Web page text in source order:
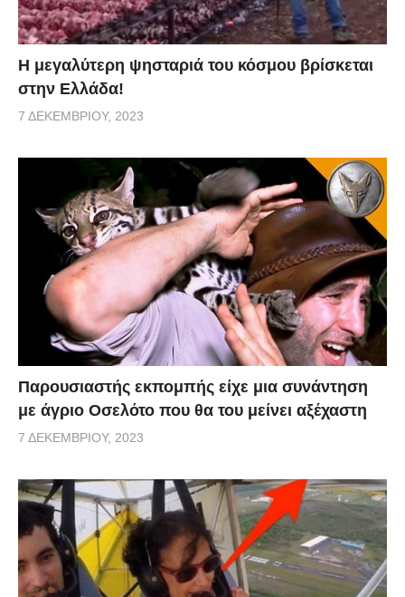
Η μεγαλύτερη ψησταριά του κόσμου βρίσκεται
στην Ελλάδα!
7 ΔΕΚΕΜΒΡΊΟΥ, 2023
Παρουσιαστής εκπομπής είχε μια συνάντηση
με άγριο Οσελότο που θα του μείνει αξέχαστη
7 ΔΕΚΕΜΒΡΊΟΥ, 2023